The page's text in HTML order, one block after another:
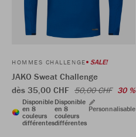
HOMMES CHALLENGE SALE!
JAKO Sweat Challenge
dès 35,00 CHF 50,00 CHF 30 %
Disponible
en 8
couleurs
différentes
Disponible
en 8
couleurs
différentes
Personnalisable